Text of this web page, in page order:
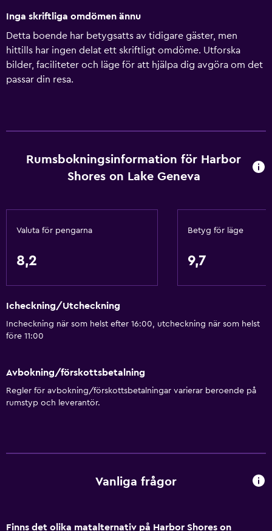
Inga skriftliga omdömen ännu
Detta boende har betygsatts av tidigare gäster, men
hittills har ingen delat ett skriftligt omdöme. Utforska
bilder, faciliteter och läge för att hjälpa dig avgöra om det
passar din resa.
Rumsbokningsinformation för Harbor
Shores on Lake Geneva
Valuta för pengarna
8,2
Betyg för läge
9,7
Icheckning/Utcheckning
Incheckning när som helst efter 16:00, utcheckning när som helst
före 11:00
Avbokning/förskottsbetalning
Regler för avbokning/förskottsbetalningar varierar beroende på
rumstyp och leverantör.
Vanliga frågor
Finns det olika matalternativ på Harbor Shores on